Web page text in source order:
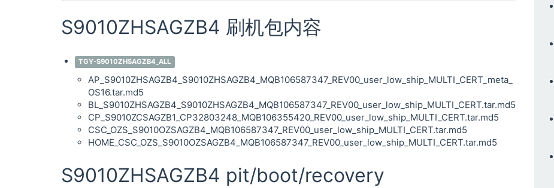
S9010ZHSAGZB4 刷机包内容
TGY-S9010ZHSAGZB4_ALL
AP_S9010ZHSAGZB4_S9010ZHSAGZB4_MQB106587347_REV00_user_low_ship_MULTI_CERT_meta_
OS16.tar.md5
BL_S9010ZHSAGZB4_S9010ZHSAGZB4_MQB106587347_REV00_user_low_ship_MULTI_CERT.tar.md5
CP_S9010ZCSAGZB1_CP32803248_MQB106355420_REV00_user_low_ship_MULTI_CERT.tar.md5
CSC_OZS_S9010OZSAGZB4_MQB106587347_REV00_user_low_ship_MULTI_CERT.tar.md5
HOME_CSC_OZS_S9010OZSAGZB4_MQB106587347_REV00_user_low_ship_MULTI_CERT.tar.md5
S9010ZHSAGZB4 pit/boot/recovery